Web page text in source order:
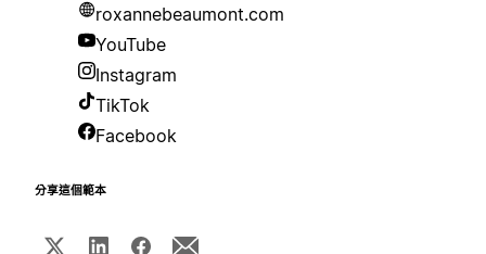
roxannebeaumont.com
YouTube
Instagram
TikTok
Facebook
分享這個範本